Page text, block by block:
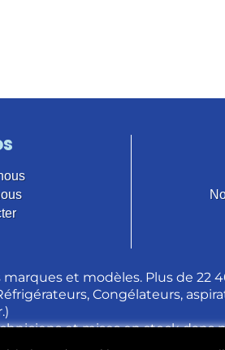
et modèles. Plus de 22
Congélateurs,
et mises en stock dans